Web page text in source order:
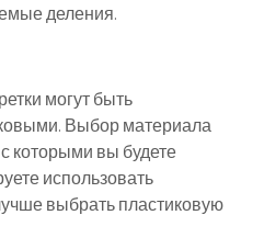
деления.
могут быть
Выбор материала
которыми вы будете
использовать
выбрать пластиковую